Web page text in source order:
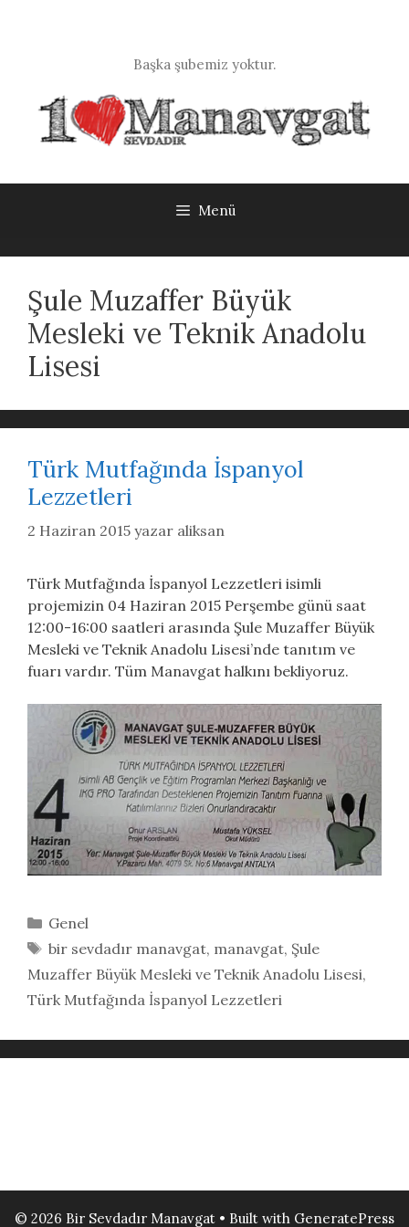
Başka şubemiz yoktur.
Menü
Şule Muzaffer Büyük
Mesleki ve Teknik Anadolu
Lisesi
Türk Mutfağında İspanyol
Lezzetleri
2 Haziran 2015 yazar aliksan
Türk Mutfağında İspanyol Lezzetleri isimli
projemizin 04 Haziran 2015 Perşembe günü saat
12:00-16:00 saatleri arasında Şule Muzaffer Büyük
Mesleki ve Teknik Anadolu Lisesi’nde tanıtım ve
fuarı vardır. Tüm Manavgat halkını bekliyoruz.
Kategoriler
Genel
Etiketler
bir sevdadır manavgat, manavgat, Şule
Muzaffer Büyük Mesleki ve Teknik Anadolu Lisesi,
Türk Mutfağında İspanyol Lezzetleri
© 2026 Bir Sevdadır Manavgat • Built with GeneratePress